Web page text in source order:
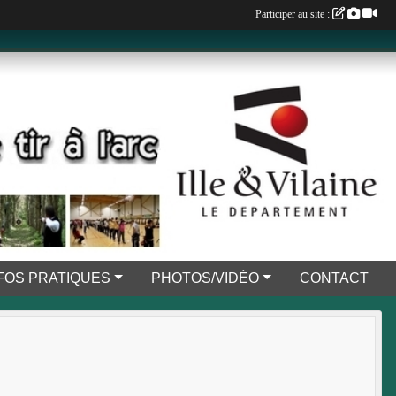
PRATIQUES PHOTOS/VIDÉO CONTACT
Participer au site :